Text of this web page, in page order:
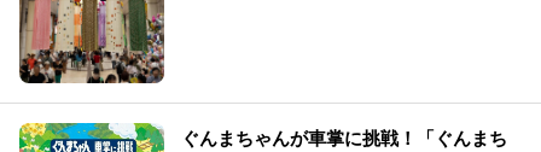
ぐんまちゃんが車掌に挑戦！「ぐんまち